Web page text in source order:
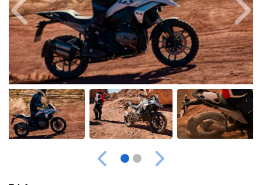
Anterior
Anterior Próximo